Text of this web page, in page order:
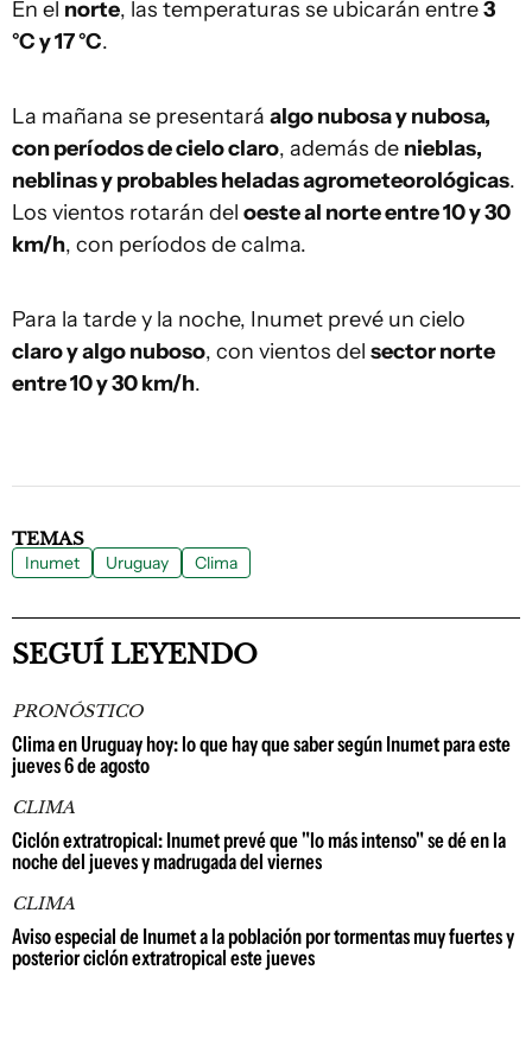
En el norte, las temperaturas se ubicarán entre3
°C y 17 °C.
La mañana se presentará algo nubosa y nubosa,
con períodos de cielo claro, además de nieblas,
neblinas y probables heladas agrometeorológicas.
Los vientos rotarán del oeste al norte entre 10 y 30
km/h, con períodos de calma.
Para la tarde y la noche, Inumet prevé un cielo
claro y algo nuboso, con vientos del sector norte
entre 10 y 30 km/h.
TEMAS
Inumet Uruguay Clima
SEGUÍ LEYENDO
PRONÓSTICO
Clima en Uruguay hoy: lo que hay que saber según Inumet para este
jueves 6 de agosto
CLIMA
Ciclón extratropical: Inumet prevé que "lo más intenso" se dé en la
noche del jueves y madrugada del viernes
CLIMA
Aviso especial de Inumet a la población por tormentas muy fuertes y
posterior ciclón extratropical este jueves